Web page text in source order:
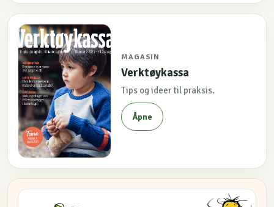
MAGASIN
Verktøykassa
Tips og ideer til praksis.
Åpne